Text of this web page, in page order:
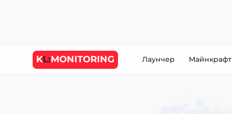
KL:MONITORING Лаунчер Майнкрафт